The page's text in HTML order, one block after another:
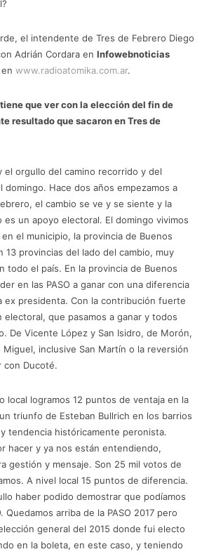
el intendente de Tres de Febrero Diego
Adrián Cordara en Infowebnoticias
www.radioatomika.com.ar.
que ver con la elección del fin de
resultado que sacaron en Tres de
el orgullo del camino recorrido y del
Hace dos años empezamos a
el cambio se ve y se siente y la
es un apoyo electoral. El domingo vivimos
el municipio, la provincia de Buenos
13 provincias del lado del cambio, muy
todo el país. En la provincia de Buenos
en las PASO a ganar con una diferencia
ex presidenta. Con la contribución fuerte
electoral, que pasamos a ganar y todos
De Vicente López y San Isidro, de Morón,
Miguel, inclusive San Martín o la reversión
con Ducoté.
local logramos 12 puntos de ventaja en la
triunfo de Esteban Bullrich en los barrios
tendencia históricamente peronista.
hacer y ya nos están entendiendo,
gestión y mensaje. Son 25 mil votos de
A nivel local 15 puntos de diferencia.
haber podido demostrar que podíamos
Quedamos arriba de la PASO 2017 pero
general del 2015 donde fui electo
en la boleta, en este caso, y teniendo